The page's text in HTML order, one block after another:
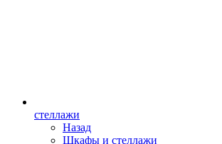
стеллажи
Назад
Шкафы и стеллажи